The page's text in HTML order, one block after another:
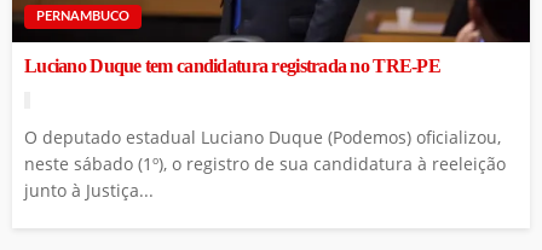
PERNAMBUCO
Luciano Duque tem candidatura registrada no TRE-PE
O deputado estadual Luciano Duque (Podemos) oficializou,
neste sábado (1º), o registro de sua candidatura à reeleição
junto à Justiça...